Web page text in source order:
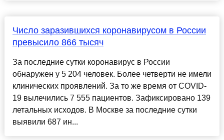
Число заразившихся коронавирусом в России
превысило 866 тысяч
За последние сутки коронавирус в России
обнаружен у 5 204 человек. Более четверти не имели
клинических проявлений. За то же время от COVID-
19 вылечились 7 555 пациентов. Зафиксировано 139
летальных исходов. В Москве за последние сутки
выявили 687 ин...